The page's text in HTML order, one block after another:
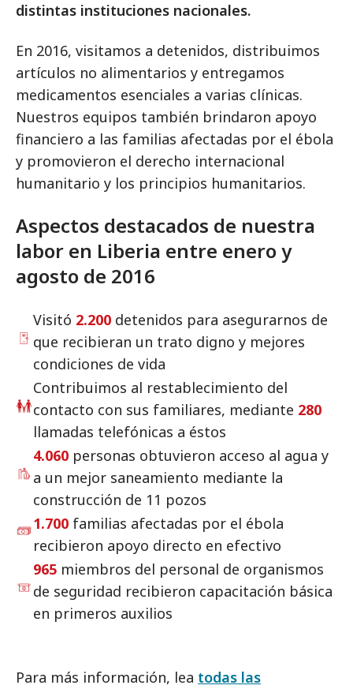
distintas instituciones nacionales.
En 2016, visitamos a detenidos, distribuimos
artículos no alimentarios y entregamos
medicamentos esenciales a varias clínicas.
Nuestros equipos también brindaron apoyo
financiero a las familias afectadas por el ébola
y promovieron el derecho internacional
humanitario y los principios humanitarios.
Aspectos destacados de nuestra
labor en Liberia entre enero y
agosto de 2016
Visitó 2.200 detenidos para asegurarnos de
que recibieran un trato digno y mejores
condiciones de vida
Contribuimos al restablecimiento del
contacto con sus familiares, mediante 280
llamadas telefónicas a éstos
4.060 personas obtuvieron acceso al agua y
a un mejor saneamiento mediante la
construcción de 11 pozos
1.700 familias afectadas por el ébola
recibieron apoyo directo en efectivo
965 miembros del personal de organismos
de seguridad recibieron capacitación básica
en primeros auxilios
Para más información, lea todas las